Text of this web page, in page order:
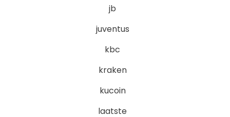
jb
juventus
kbc
kraken
kucoin
laatste